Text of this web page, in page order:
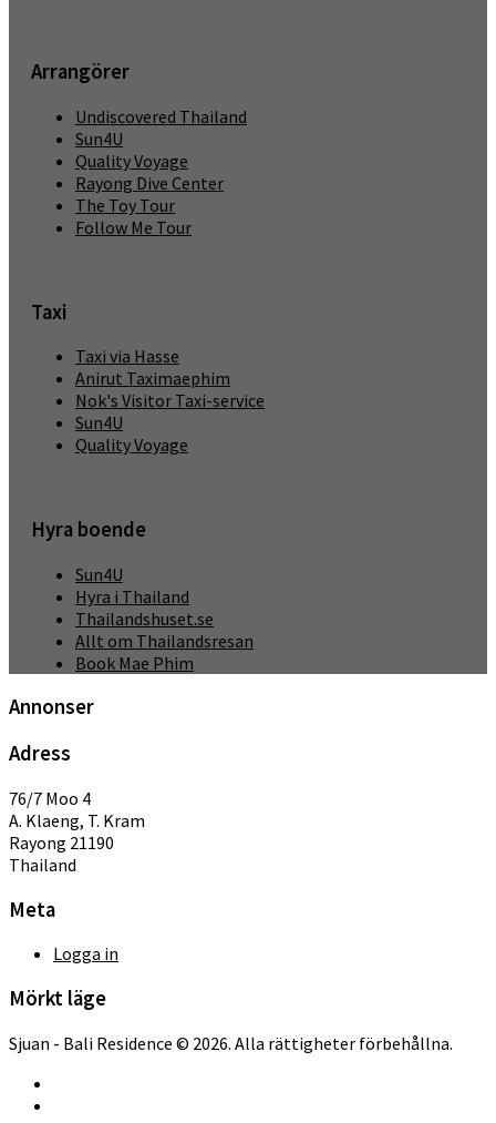
Arrangörer
Undiscovered Thailand
Sun4U
Quality Voyage
Rayong Dive Center
The Toy Tour
Follow Me Tour
Taxi
Taxi via Hasse
Anirut Taximaephim
Nok's Visitor Taxi-service
Sun4U
Quality Voyage
Hyra boende
Sun4U
Hyra i Thailand
Thailandshuset.se
Allt om Thailandsresan
Book Mae Phim
Annonser
Adress
76/7 Moo 4
A. Klaeng, T. Kram
Rayong 21190
Thailand
Meta
Logga in
Mörkt läge
Sjuan - Bali Residence © 2026. Alla rättigheter förbehållna.